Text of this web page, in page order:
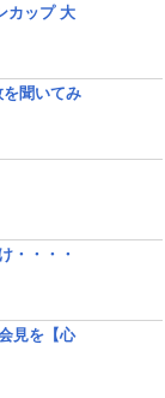
カップ 大
を聞いてみ
・・・・
見を【心